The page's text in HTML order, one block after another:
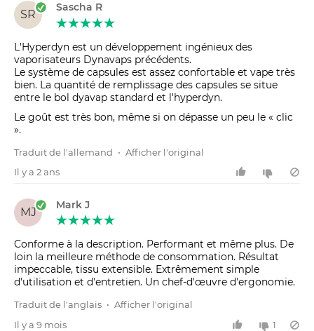
SR
Sascha R
L'Hyperdyn est un développement ingénieux des
vaporisateurs Dynavaps précédents.
Le système de capsules est assez confortable et vape très
bien. La quantité de remplissage des capsules se situe
entre le bol dyavap standard et l'hyperdyn.
Le goût est très bon, même si on dépasse un peu le « clic
».
Traduit de l'allemand • Afficher l'original
Il y a 2 ans
MJ
Mark J
Conforme à la description. Performant et même plus. De
loin la meilleure méthode de consommation. Résultat
impeccable, tissu extensible. Extrêmement simple
d'utilisation et d'entretien. Un chef-d'œuvre d'ergonomie.
Traduit de l'anglais • Afficher l'original
Il y a 9 mois
1